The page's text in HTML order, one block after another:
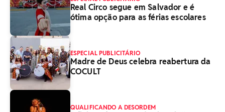
Real Circo segue em Salvador e é
ótima opção para as férias escolares
ESPECIAL PUBLICITÁRIO
Madre de Deus celebra reabertura da
COCULT
QUALIFICANDO A DESORDEM